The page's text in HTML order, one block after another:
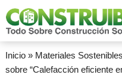
Inicio» Materiales Sostenibles
sobre “Calefacción eficiente